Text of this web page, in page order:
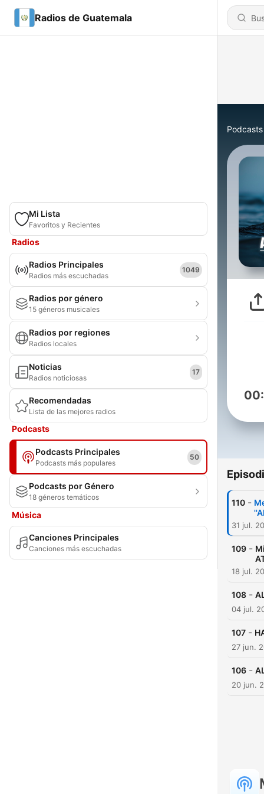
Radios de Guatemala
Mi Lista
Favoritos y Recientes
Radios
Radios Principales
Radios más escuchadas
1049
Radios por género
15 géneros musicales
Radios por regiones
Radios locales
Noticias
Radios noticiosas
17
Recomendadas
Lista de las mejores radios
Podcasts
Podcasts Principales
Podcasts más populares
50
Podcasts por Género
18 géneros temáticos
Música
Canciones Principales
Canciones más escuchadas
Podcasts
110 -
31 jul.
109 -
18 jul.
108 -
04 jul.
107 -
27 jun.
106 -
20 jun.